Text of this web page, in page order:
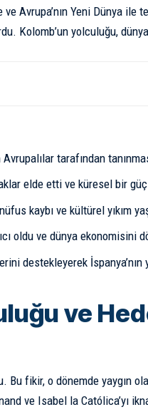
Avrupa’nın Yeni Dünya ile
Kolomb’un yolculuğu,
tarafından
elde etti ve küresel bir
kaybı ve kültürel yıkım
oldu ve dünya ekonomisini
destekleyerek İspanya’nın
ve
Bu fikir, o dönemde yaygın
ve Isabel la Católica’yı